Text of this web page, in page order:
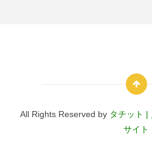
All Rights Reserved by タチット |
サイト